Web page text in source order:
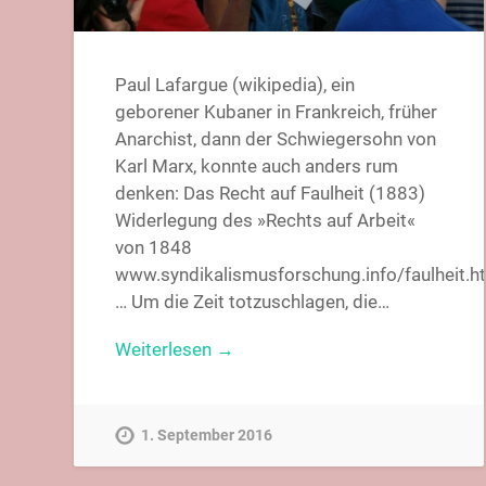
Paul Lafargue (wikipedia), ein
geborener Kubaner in Frankreich, früher
Anarchist, dann der Schwiegersohn von
Karl Marx, konnte auch anders rum
denken: Das Recht auf Faulheit (1883)
Widerlegung des »Rechts auf Arbeit«
von 1848
www.syndikalismusforschung.info/
… Um die Zeit totzuschlagen, die…
Weiterlesen →
1. September 2016